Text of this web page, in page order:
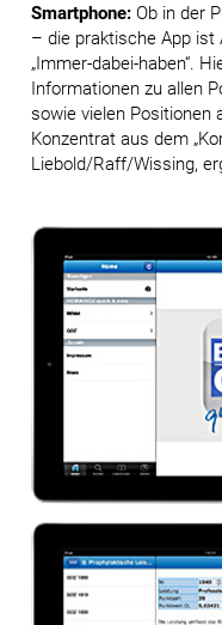
Smartphone: Ob in der
– die praktische App ist
„Immer-dabei-haben“.
Informationen zu allen
sowie vielen Positionen
Konzentrat aus dem
Liebold/Raff/Wissing,